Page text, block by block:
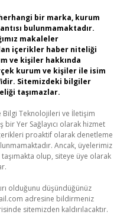
bir marka, kurum
bulunmamaktadır.
makaleler
içerikler haber niteliği
ve kişiler hakkında
kurum ve kişiler ile isim
Sitemizdeki bilgiler
taşımazlar.
Bilgi Teknolojileri ve İletişim
bir Yer Sağlayıcı olarak hizmet
proaktif olarak denetleme
Ancak, üyelerimiz
olup, siteye üye olarak
olduğunu düşündüğünüz
adresine bildirmeniz
sitemizden kaldırılacaktır.